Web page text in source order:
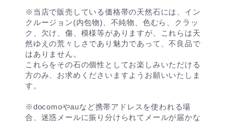
※当店で販売している価格帯の天然石には、イン
クルージョン(内包物)、不純物、色むら、クラッ
ク、欠け、傷、模様等がありますが、これらは天
然ゆえの荒々しさであり魅力であって、不良品で
はありません。
これらをその石の個性としてお楽しみいただける
方のみ、お求めくださいますようお願いいたしま
す。
※docomoやauなど携帯アドレスを使われる場
合、迷惑メールに振り分けられてメールが届かな